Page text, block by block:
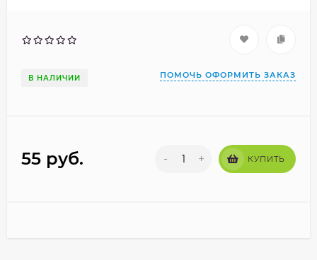
В НАЛИЧИИ ПОМОЧЬ ОФОРМИТЬ ЗАКАЗ
55 руб. - + КУПИТЬ